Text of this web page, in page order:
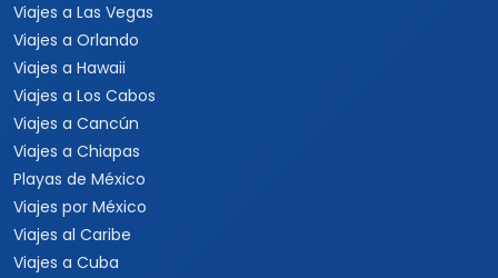
Viajes a Las Vegas
Viajes a Orlando
Viajes a Hawaii
Viajes a Los Cabos
Viajes a Cancún
Viajes a Chiapas
Playas de México
Viajes por México
Viajes al Caribe
Viajes a Cuba